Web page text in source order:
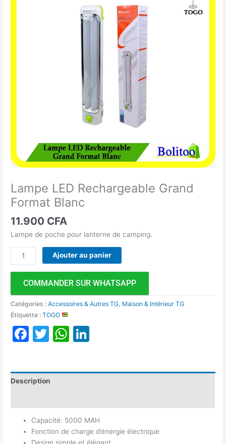
Lampe LED Rechargeable Grand
Format Blanc
11.900 CFA
Lampe de poche pour lanterne de camping.
Ajouter au panier
COMMANDER SUR WHATSAPP
Catégories :Accessoires & Autres TG Maison & Intérieur TG
Étiquette :TOGO
Facebook
TwitterWhatsApp
Description
Capacité: 5000 MAH
Fonction de charge d’énergie électrique